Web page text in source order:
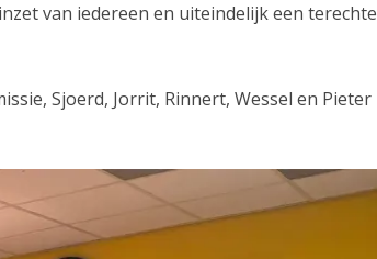
van iedereen en uiteindelijk een terechte
Sjoerd, Jorrit, Rinnert, Wessel en Pieter